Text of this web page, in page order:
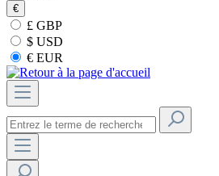
€
£ GBP
$ USD
€ EUR